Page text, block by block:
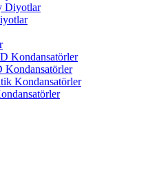
Diyotlar
Kondansatörler
Kondansatörler
Kondansatörler